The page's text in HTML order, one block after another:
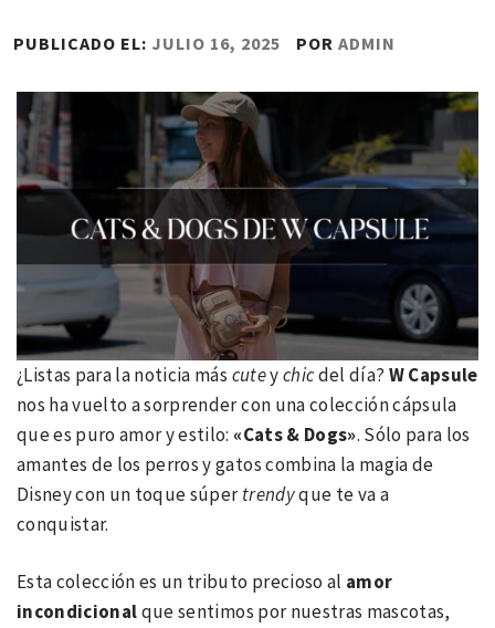
PUBLICADO EL: JULIO 16, 2025 POR ADMIN
¿Listas para la noticia más cuteychicdel día? W Capsule
nos ha vuelto a sorprender con una colección cápsula
que es puro amor y estilo: «Cats & Dogs». Sólo para los
amantes de los perros y gatos combina la magia de
Disney con un toque súpertrendyque te va a
conquistar.
Esta colección es un tributo precioso al amor
incondicionalque sentimos por nuestras mascotas,